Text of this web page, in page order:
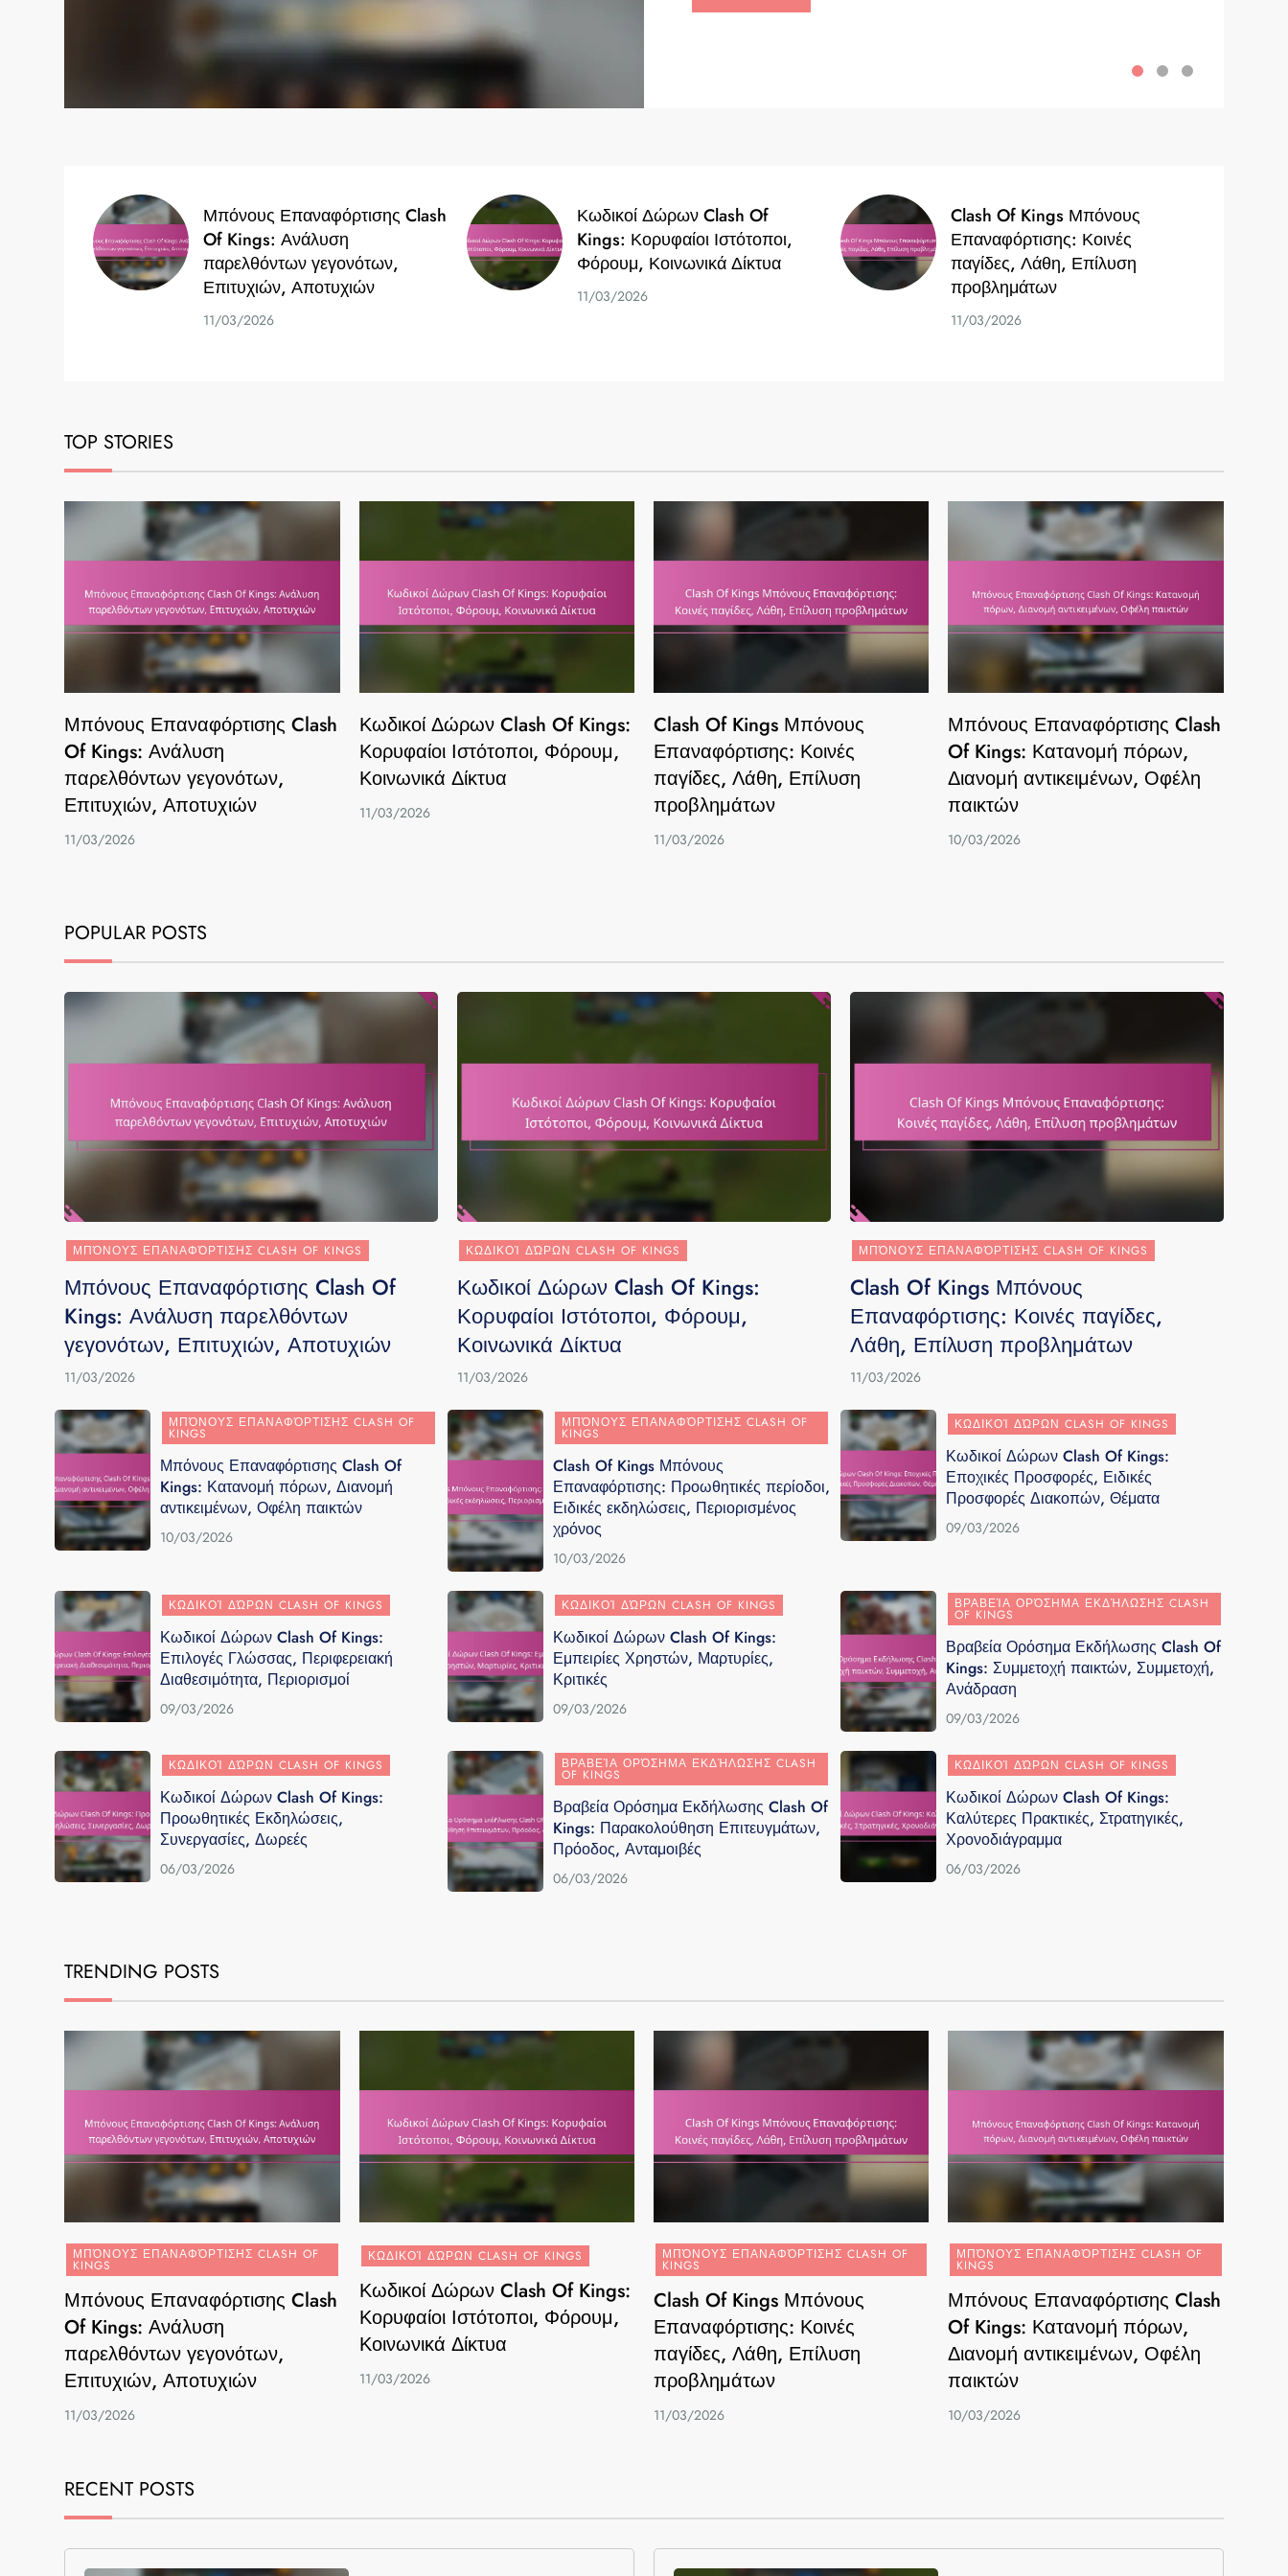
Μπόνους Επαναφόρτισης Clash
Of Kings: Ανάλυση
παρελθόντων γεγονότων,
Επιτυχιών, Αποτυχιών
11/03/2026
Κωδικοί Δώρων Clash Of
Kings: Κορυφαίοι Ιστότοποι,
Φόρουμ, Κοινωνικά Δίκτυα
11/03/2026
Clash Of Kings Μπόνους
Επαναφόρτισης: Κοινές
παγίδες, Λάθη, Επίλυση
προβλημάτων
11/03/2026
TOP STORIES
Μπόνους Επαναφόρτισης Clash
Of Kings: Ανάλυση
παρελθόντων γεγονότων,
Επιτυχιών, Αποτυχιών
11/03/2026
Κωδικοί Δώρων Clash Of Kings:
Κορυφαίοι Ιστότοποι, Φόρουμ,
Κοινωνικά Δίκτυα
11/03/2026
Clash Of Kings Μπόνους
Επαναφόρτισης: Κοινές
παγίδες, Λάθη, Επίλυση
προβλημάτων
11/03/2026
Μπόνους Επαναφόρτισης Clash
Of Kings: Κατανομή πόρων,
Διανομή αντικειμένων, Οφέλη
παικτών
10/03/2026
POPULAR POSTS
ΜΠΌΝΟΥΣ ΕΠΑΝΑΦΌΡΤΙΣΗΣ CLASH OF KINGS
Μπόνους Επαναφόρτισης Clash Of
Kings: Ανάλυση παρελθόντων
γεγονότων, Επιτυχιών, Αποτυχιών
11/03/2026
ΚΩΔΙΚΟΊ ΔΏΡΩΝ CLASH OF KINGS
Κωδικοί Δώρων Clash Of Kings:
Κορυφαίοι Ιστότοποι, Φόρουμ,
Κοινωνικά Δίκτυα
11/03/2026
ΜΠΌΝΟΥΣ ΕΠΑΝΑΦΌΡΤΙΣΗΣ CLASH OF KINGS
Clash Of Kings Μπόνους
Επαναφόρτισης: Κοινές παγίδες,
Λάθη, Επίλυση προβλημάτων
11/03/2026
ΜΠΌΝΟΥΣ ΕΠΑΝΑΦΌΡΤΙΣΗΣ CLASH OF
KINGS
Μπόνους Επαναφόρτισης Clash Of
Kings: Κατανομή πόρων, Διανομή
αντικειμένων, Οφέλη παικτών
10/03/2026
ΜΠΌΝΟΥΣ ΕΠΑΝΑΦΌΡΤΙΣΗΣ CLASH OF
KINGS
Clash Of Kings Μπόνους
Επαναφόρτισης: Προωθητικές περίοδοι,
Ειδικές εκδηλώσεις, Περιορισμένος
χρόνος
10/03/2026
ΚΩΔΙΚΟΊ ΔΏΡΩΝ CLASH OF KINGS
Κωδικοί Δώρων Clash Of Kings:
Εποχικές Προσφορές, Ειδικές
Προσφορές Διακοπών, Θέματα
09/03/2026
ΚΩΔΙΚΟΊ ΔΏΡΩΝ CLASH OF KINGS
Κωδικοί Δώρων Clash Of Kings:
Επιλογές Γλώσσας, Περιφερειακή
Διαθεσιμότητα, Περιορισμοί
09/03/2026
ΚΩΔΙΚΟΊ ΔΏΡΩΝ CLASH OF KINGS
Κωδικοί Δώρων Clash Of Kings:
Εμπειρίες Χρηστών, Μαρτυρίες,
Κριτικές
09/03/2026
ΒΡΑΒΕΊΑ ΟΡΌΣΗΜΑ ΕΚΔΉΛΩΣΗΣ CLASH
OF KINGS
Βραβεία Ορόσημα Εκδήλωσης Clash Of
Kings: Συμμετοχή παικτών, Συμμετοχή,
Ανάδραση
09/03/2026
ΚΩΔΙΚΟΊ ΔΏΡΩΝ CLASH OF KINGS
Κωδικοί Δώρων Clash Of Kings:
Προωθητικές Εκδηλώσεις,
Συνεργασίες, Δωρεές
06/03/2026
ΒΡΑΒΕΊΑ ΟΡΌΣΗΜΑ ΕΚΔΉΛΩΣΗΣ CLASH
OF KINGS
Βραβεία Ορόσημα Εκδήλωσης Clash Of
Kings: Παρακολούθηση Επιτευγμάτων,
Πρόοδος, Ανταμοιβές
06/03/2026
ΚΩΔΙΚΟΊ ΔΏΡΩΝ CLASH OF KINGS
Κωδικοί Δώρων Clash Of Kings:
Καλύτερες Πρακτικές, Στρατηγικές,
Χρονοδιάγραμμα
06/03/2026
TRENDING POSTS
ΜΠΌΝΟΥΣ ΕΠΑΝΑΦΌΡΤΙΣΗΣ CLASH OF
KINGS
Μπόνους Επαναφόρτισης Clash
Of Kings: Ανάλυση
παρελθόντων γεγονότων,
Επιτυχιών, Αποτυχιών
11/03/2026
ΚΩΔΙΚΟΊ ΔΏΡΩΝ CLASH OF KINGS
Κωδικοί Δώρων Clash Of Kings:
Κορυφαίοι Ιστότοποι, Φόρουμ,
Κοινωνικά Δίκτυα
11/03/2026
ΜΠΌΝΟΥΣ ΕΠΑΝΑΦΌΡΤΙΣΗΣ CLASH OF
KINGS
Clash Of Kings Μπόνους
Επαναφόρτισης: Κοινές
παγίδες, Λάθη, Επίλυση
προβλημάτων
11/03/2026
ΜΠΌΝΟΥΣ ΕΠΑΝΑΦΌΡΤΙΣΗΣ CLASH OF
KINGS
Μπόνους Επαναφόρτισης Clash
Of Kings: Κατανομή πόρων,
Διανομή αντικειμένων, Οφέλη
παικτών
10/03/2026
RECENT POSTS